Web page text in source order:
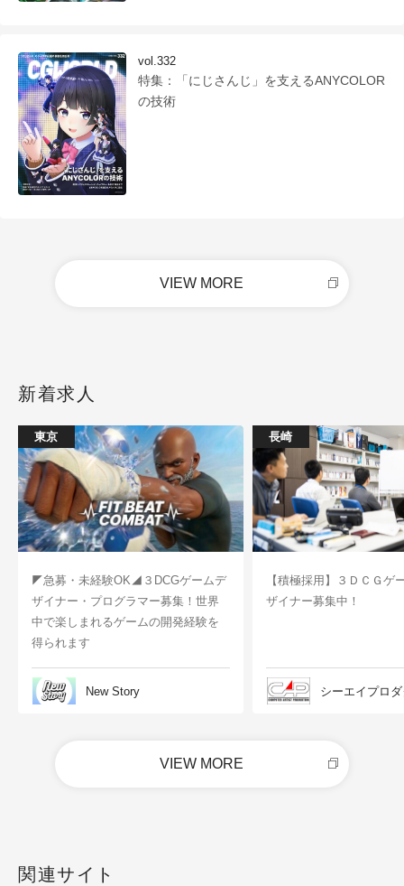
vol.332
特集：「にじさんじ」を支えるANYCOLOR
の技術
VIEW MORE
新着求人
東京
◤急募・未経験OK◢３DCGゲームデ
ザイナー・プログラマー募集！世界
中で楽しまれるゲームの開発経験を
得られます
New Story
長崎
【積極採用】３ＤＣＧゲ
ザイナー募集中！
シーエイプロ
VIEW MORE
関連サイト